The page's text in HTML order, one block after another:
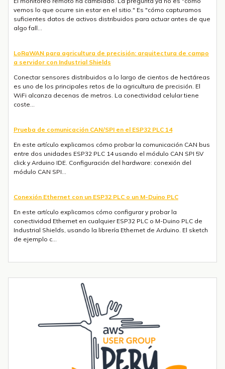
vemos lo que ocurre sin estar en el sitio." Es "cómo capturamos
suficientes datos de activos distribuidos para actuar antes de que
algo fall...
LoRaWAN para agricultura de precisión: arquitectura de campo
a servidor con Industrial Shields
Conectar sensores distribuidos a lo largo de cientos de hectáreas
es uno de los principales retos de la agricultura de precisión. El
WiFi alcanza decenas de metros. La conectividad celular tiene
coste...
Prueba de comunicación CAN/SPI en el ESP32 PLC 14
En este artículo explicamos cómo probar la comunicación CAN bus
entre dos unidades ESP32 PLC 14 usando el módulo CAN SPI 5V
click y Arduino IDE. Configuración del hardware: conexión del
módulo CAN SPI...
Conexión Ethernet con un ESP32 PLC o un M-Duino PLC
En este artículo explicamos cómo configurar y probar la
conectividad Ethernet en cualquier ESP32 PLC o M-Duino PLC de
Industrial Shields, usando la librería Ethernet de Arduino. El sketch
de ejemplo c...
Envío de mensajes SMS o Telegram con un ESP32 PLC 14 con 4G
Introducción La integración de la comunicación 4G en PLCs
basados en ESP32 abre un sinfín de posibilidades para el IoT y la
automatización industrial. En una entrada anterior del blog,​ "Cómo
Tendencias transformadoras en robótica industrial para 2026 y
La robótica industrial ya no crece de forma constante — está